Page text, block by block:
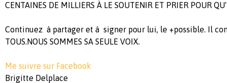
CENTAINES DE MILLIERS À LE SOUTENIR ET PRIER POUR
Continuez à partager et à signer pour lui, le +possible. Il
TOUS.NOUS SOMMES SA SEULE VOIX.
Me suivre sur Facebook
Brigitte Delplace